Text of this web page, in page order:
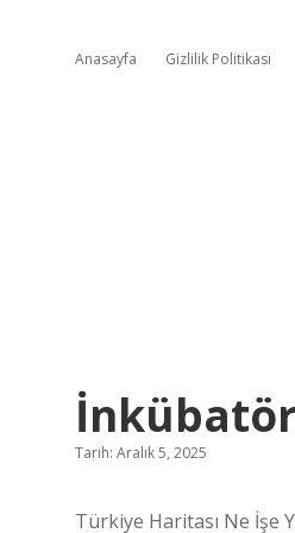
Anasayfa Gizlilik Politikası
İnkübatör
Tarih: Aralık 5, 2025
Türkiye Haritası Ne İşe